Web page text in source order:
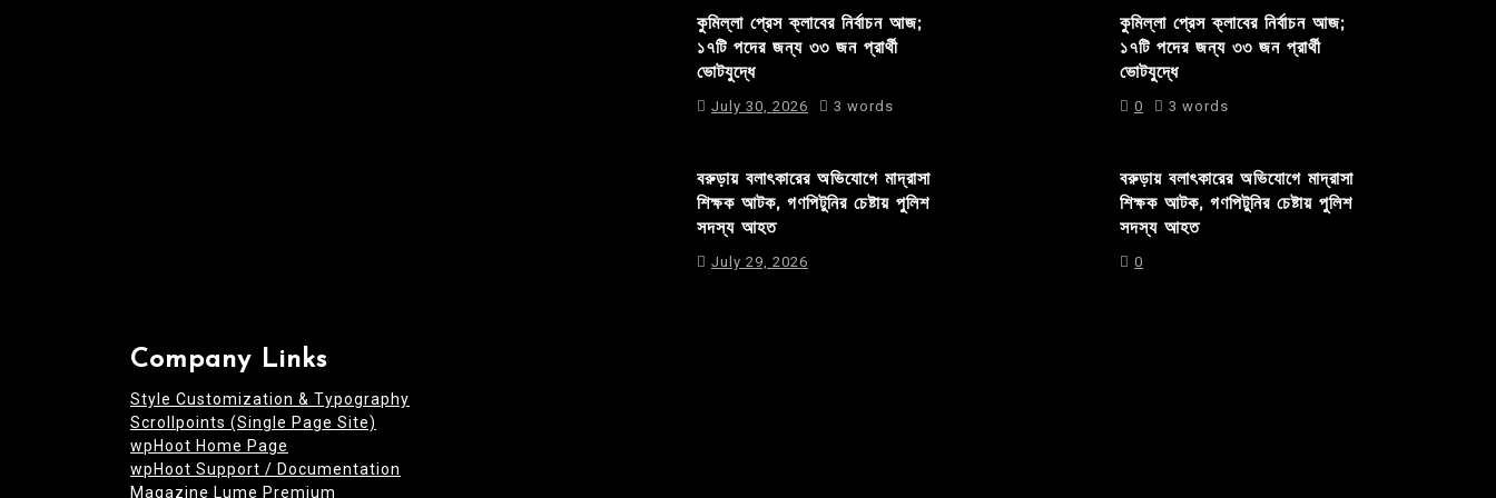
কুমিল্লা প্রেস ক্লাবের নির্বাচন আজ;
১৭টি পদের জন্য ৩৩ জন প্রার্থী
ভোটযুদ্ধে
July 30, 2026 3 words
বরুড়ায় বলাৎকারের অভিযোগে মাদ্রাসা
শিক্ষক আটক, গণপিটুনির চেষ্টায় পুলিশ
সদস্য আহত
July 29, 2026
কুমিল্লা প্রেস ক্লাবের নির্বাচন আজ;
১৭টি পদের জন্য ৩৩ জন প্রার্থী
ভোটযুদ্ধে
0 3 words
বরুড়ায় বলাৎকারের অভিযোগে মাদ্রাসা
শিক্ষক আটক, গণপিটুনির চেষ্টায় পুলিশ
সদস্য আহত
0
Company Links
Style Customization & Typography
Scrollpoints (Single Page Site)
wpHoot Home Page
wpHoot Support / Documentation
Magazine Lume Premium